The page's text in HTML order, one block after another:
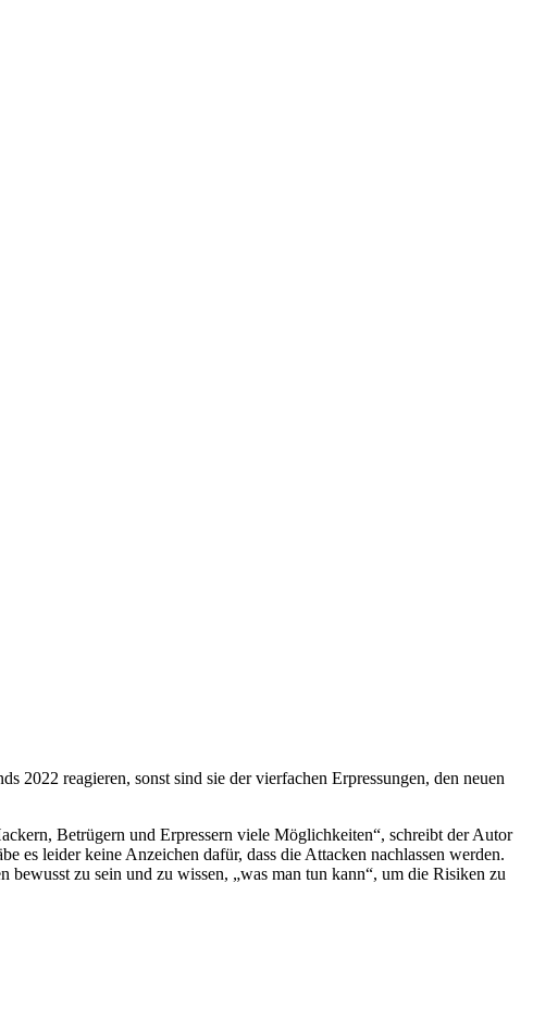
2022 reagieren, sonst sind sie der vierfachen Erpressungen, den neuen
Betrügern und Erpressern viele Möglichkeiten“, schreibt der Autor
es leider keine Anzeichen dafür, dass die Attacken nachlassen werden.
zu sein und zu wissen, „was man tun kann“, um die Risiken zu